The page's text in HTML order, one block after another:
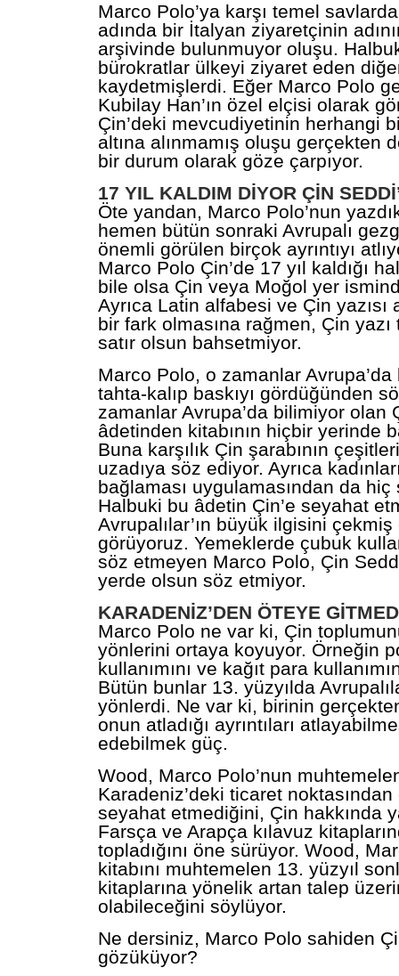
Marco Polo’ya karşı temel
adında bir İtalyan ziyaretçinin
arşivinde bulunmuyor oluşu.
bürokratlar ülkeyi ziyaret eden
kaydetmişlerdi. Eğer Marco Polo
Kubilay Han’ın özel elçisi olarak
Çin’deki mevcudiyetinin herhangi
altına alınmamış oluşu gerçekten
bir durum olarak göze çarpıyor.
17 YIL KALDIM DİYOR ÇİN
Öte yandan, Marco Polo’nun
hemen bütün sonraki Avrupalı
önemli görülen birçok ayrıntıyı
Marco Polo Çin’de 17 yıl kaldığı
bile olsa Çin veya Moğol yer
Ayrıca Latin alfabesi ve Çin yazısı
bir fark olmasına rağmen, Çin yazı
satır olsun bahsetmiyor.
Marco Polo, o zamanlar
tahta-kalıp baskıyı gördüğünden
zamanlar Avrupa’da bilimiyor olan
âdetinden kitabının hiçbir yerinde
Buna karşılık Çin şarabının
uzadıya söz ediyor. Ayrıca
bağlaması uygulamasından da
Halbuki bu âdetin Çin’e seyahat
Avrupalılar’ın büyük ilgisini
görüyoruz. Yemeklerde çubuk
söz etmeyen Marco Polo, Çin
yerde olsun söz etmiyor.
KARADENİZ’DEN ÖTEYE
Marco Polo ne var ki, Çin
yönlerini ortaya koyuyor. Örneğin
kullanımını ve kağıt para
Bütün bunlar 13. yüzyılda
yönlerdi. Ne var ki, birinin
onun atladığı ayrıntıları
edebilmek güç.
Wood, Marco Polo’nun
Karadeniz’deki ticaret
seyahat etmediğini, Çin hakkında
Farsça ve Arapça kılavuz
topladığını öne sürüyor. Wood,
kitabını muhtemelen 13. yüzyıl
kitaplarına yönelik artan talep
olabileceğini söylüyor.
Ne dersiniz, Marco Polo sahiden
gözüküyor?